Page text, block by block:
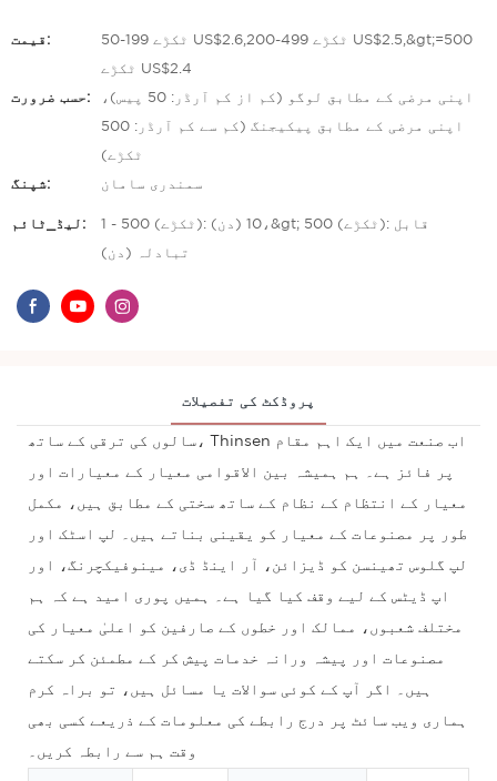
قیمت: 50-199 ٹکڑے US$2.6,200-499 ٹکڑے US$2.5,&gt;=500
ٹکڑے US$2.4
حسب ضرورت: اپنی مرضی کے مطابق لوگو (کم از کم آرڈر: 50 پیس)،
اپنی مرضی کے مطابق پیکیجنگ (کم سے کم آرڈر: 500
ٹکڑے)
شپنگ: سمندری سامان
لیڈ_ٹائم: 1 - 500 (ٹکڑے): 10 (دن)،&gt; 500 (ٹکڑے): قابل
تبادلہ (دن)
پروڈکٹ کی تفصیلات
سالوں کی ترقی کے ساتھ، Thinsen اب صنعت میں ایک اہم مقام
پر فائز ہے۔ ہم ہمیشہ بین الاقوامی معیار کے معیارات اور
معیار کے انتظام کے نظام کے ساتھ سختی کے مطابق ہیں، مکمل
طور پر مصنوعات کے معیار کو یقینی بناتے ہیں۔ لپ اسٹک اور
لپ گلوس تھینسن کو ڈیزائن، آر اینڈ ڈی، مینوفیکچرنگ، اور
اپ ڈیٹس کے لیے وقف کیا گیا ہے۔ ہمیں پوری امید ہے کہ ہم
مختلف شعبوں، ممالک اور خطوں کے صارفین کو اعلیٰ معیار کی
مصنوعات اور پیشہ ورانہ خدمات پیش کر کے مطمئن کر سکتے
ہیں۔ اگر آپ کے کوئی سوالات یا مسائل ہیں، تو براہ کرم
ہماری ویب سائٹ پر درج رابطے کی معلومات کے ذریعے کسی بھی
وقت ہم سے رابطہ کریں۔